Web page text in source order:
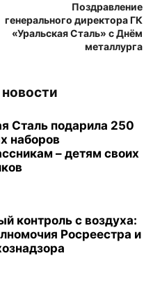
Поздравление
генерального директора ГК
«Уральская Сталь» с Днём
металлурга
Сталь подарила 250
наборов
– детям своих
контроль с воздуха:
Росреестра и